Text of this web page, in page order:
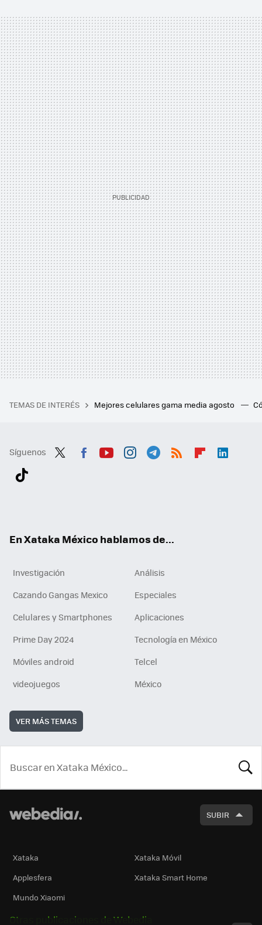
TEMAS DE INTERÉS Mejores celulares gama media agosto
Síguenos
En Xataka México hablamos de...
Investigación
Análisis
Cazando Gangas Mexico
Especiales
Celulares y Smartphones
Aplicaciones
Prime Day 2024
Tecnología en México
Móviles android
Telcel
videojuegos
México
VER MÁS TEMAS
SUBIR
Xataka
Xataka Móvil
Applesfera
Xataka Smart Home
Mundo Xiaomi
Otras publicaciones de Webedia